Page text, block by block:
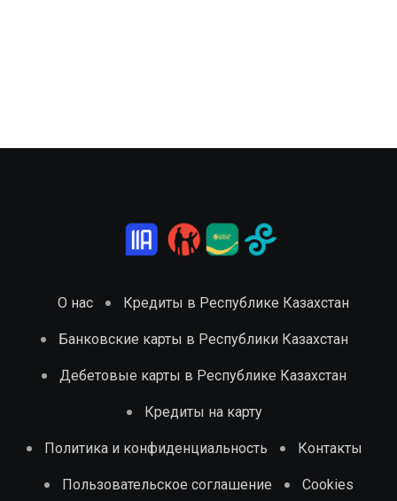
О нас Кредиты в Республике Казахстан
Банковские карты в Республики Казахстан
Дебетовые карты в Республике Казахстан
Кредиты на карту
Политика и конфиденциальность Контакты
Пользовательское соглашение Cookies